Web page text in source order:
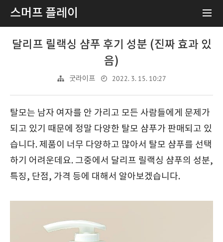
스머프 플레이
달리프 릴랙싱 샴푸 후기 성분 (진짜 효과 있
음)
굿라이프 2022. 3. 15. 10:27
탈모는 남자 여자를 안 가리고 모든 사람들에게 문제가
되고 있기 때문에 정말 다양한 탈모 샴푸가 판매되고 있
습니다. 제품이 너무 다양하고 많아서 탈모 샴푸를 선택
하기 어려운데요. 그중에서 달리프 릴랙싱 샴푸의 성분,
특징, 단점, 가격 등에 대해서 알아보겠습니다.